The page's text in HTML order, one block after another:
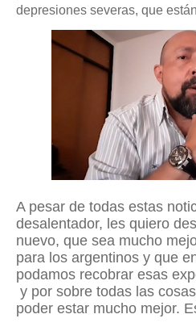
depresiones severas, que
A pesar de todas estas
desalentador, les quiero
nuevo, que sea mucho
para los argentinos y que
podamos recobrar esas
y por sobre todas las
poder estar mucho mejor.